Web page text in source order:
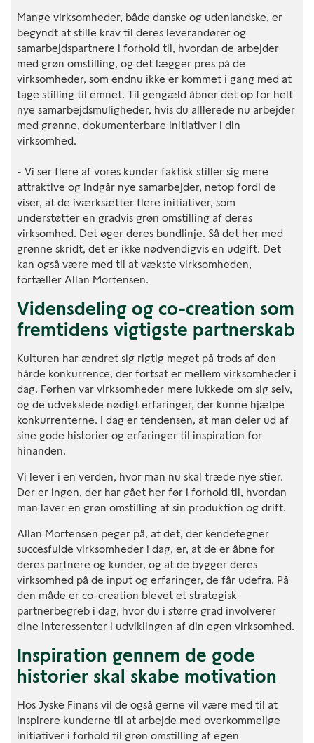
Mange virksomheder, både danske og udenlandske, er
begyndt at stille krav til deres leverandører og
samarbejdspartnere i forhold til, hvordan de arbejder
med grøn omstilling, og det lægger pres på de
virksomheder, som endnu ikke er kommet i gang med at
tage stilling til emnet. Til gengæld åbner det op for helt
nye samarbejdsmuligheder, hvis du alllerede nu arbejder
med grønne, dokumenterbare initiativer i din
virksomhed.
- Vi ser flere af vores kunder faktisk stiller sig mere
attraktive og indgår nye samarbejder, netop fordi de
viser, at de iværksætter flere initiativer, som
understøtter en gradvis grøn omstilling af deres
virksomhed. Det øger deres bundlinje. Så det her med
grønne skridt, det er ikke nødvendigvis en udgift. Det
kan også være med til at vækste virksomheden,
fortæller Allan Mortensen.
Vidensdeling og co-creation som
fremtidens vigtigste partnerskab
Kulturen har ændret sig rigtig meget på trods af den
hårde konkurrence, der fortsat er mellem virksomheder i
dag. Førhen var virksomheder mere lukkede om sig selv,
og de udvekslede nødigt erfaringer, der kunne hjælpe
konkurrenterne. I dag er tendensen, at man deler ud af
sine gode historier og erfaringer til inspiration for
hinanden.
Vi lever i en verden, hvor man nu skal træde nye stier.
Der er ingen, der har gået her før i forhold til, hvordan
man laver en grøn omstilling af sin produktion og drift.
Allan Mortensen peger på, at det, der kendetegner
succesfulde virksomheder i dag, er, at de er åbne for
deres partnere og kunder, og at de bygger deres
virksomhed på de input og erfaringer, de får udefra. På
den måde er co-creation blevet et strategisk
partnerbegreb i dag, hvor du i større grad involverer
dine interessenter i udviklingen af din egen virksomhed.
Inspiration gennem de gode
historier skal skabe motivation
Hos Jyske Finans vil de også gerne vil være med til at
inspirere kunderne til at arbejde med overkommelige
initiativer i forhold til grøn omstilling af egen